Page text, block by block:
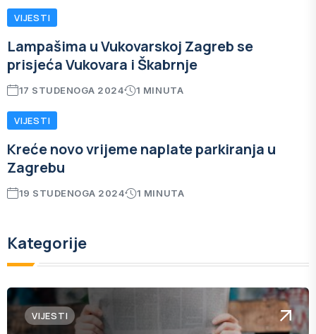
VIJESTI
Lampašima u Vukovarskoj Zagreb se
prisjeća Vukovara i Škabrnje
17 STUDENOGA 2024 1 MINUTA
VIJESTI
Kreće novo vrijeme naplate parkiranja u
Zagrebu
19 STUDENOGA 2024 1 MINUTA
Kategorije
VIJESTI